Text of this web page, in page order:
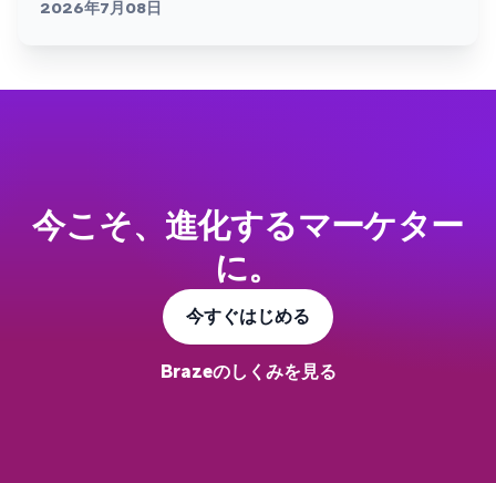
2026年7月08日
今こそ、進化するマーケター
に。
今すぐはじめる
Brazeのしくみを見る